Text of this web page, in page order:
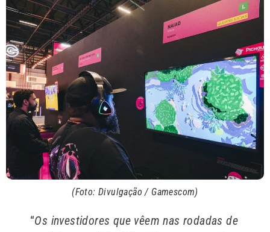
(Foto: Divulgação / Gamescom)
“Os investidores que vêem nas rodadas de